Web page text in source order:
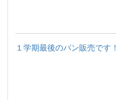
１学期最後のパン販売です！